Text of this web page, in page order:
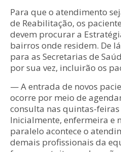
Para que o atendimento
de Reabilitação, os
devem procurar a
bairros onde residem. De
para as Secretarias de
por sua vez, incluirão os
— A entrada de novos
ocorre por meio de
consulta nas quintas-
Inicialmente, enfermeira e
paralelo acontece o
demais profissionais da